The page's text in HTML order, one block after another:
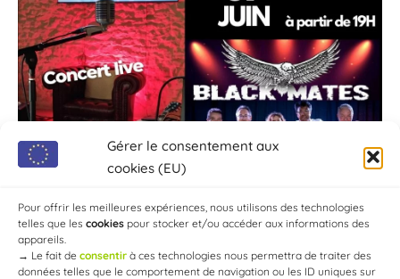
Gérer le consentement aux
cookies (EU)
Pour offrir les meilleures expériences, nous utilisons des technologies
telles que les cookies pour stocker et/ou accéder aux informations des
appareils.
→ Le fait de consentir à ces technologies nous permettra de traiter des
données telles que le comportement de navigation ou les ID uniques sur